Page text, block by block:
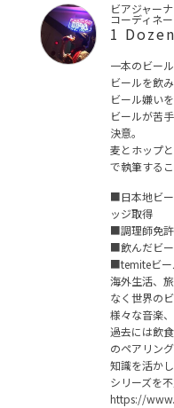
ビアジャー
コーディネ
1 Dozen
一本のビー
ビールを飲
ビール嫌い
ビールが苦
決意。
麦とホップ
で執筆するこ
■日本地ビ
ッジ取得
■調理師免
■飲んだビ
■temiteビー
海外生活、
なく世界の
様々な音楽
過去には飲
のペアリン
知識を活か
シリーズを
https://